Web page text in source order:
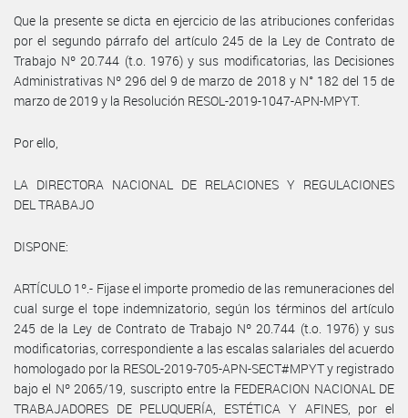
Que la presente se dicta en ejercicio de las atribuciones conferidas
por el segundo párrafo del artículo 245 de la Ley de Contrato de
Trabajo Nº 20.744 (t.o. 1976) y sus modificatorias, las Decisiones
Administrativas Nº 296 del 9 de marzo de 2018 y N° 182 del 15 de
marzo de 2019 y la Resolución RESOL-2019-1047-APN-MPYT.
Por ello,
LA DIRECTORA NACIONAL DE RELACIONES Y REGULACIONES
DEL TRABAJO
DISPONE:
ARTÍCULO 1º.- Fijase el importe promedio de las remuneraciones del
cual surge el tope indemnizatorio, según los términos del artículo
245 de la Ley de Contrato de Trabajo Nº 20.744 (t.o. 1976) y sus
modificatorias, correspondiente a las escalas salariales del acuerdo
homologado por la RESOL-2019-705-APN-SECT#MPYT y registrado
bajo el Nº 2065/19, suscripto entre la FEDERACION NACIONAL DE
TRABAJADORES DE PELUQUERÍA, ESTÉTICA Y AFINES, por el